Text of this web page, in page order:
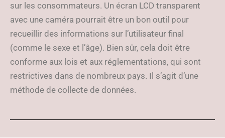
sur les consommateurs. Un écran LCD transparent
avec une caméra pourrait être un bon outil pour
recueillir des informations sur l’utilisateur final
(comme le sexe et l’âge). Bien sûr, cela doit être
conforme aux lois et aux réglementations, qui sont
restrictives dans de nombreux pays. Il s’agit d’une
méthode de collecte de données.